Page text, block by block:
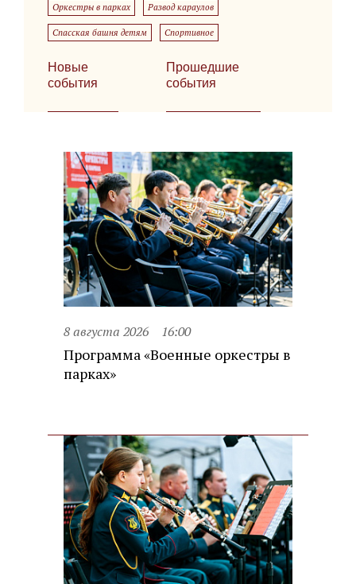
Оркестры в парках Развод караулов
Спасская башня детям Спортивное
Новые
события
Прошедшие
события
8 августа 2026 16:00
Программа «Военные оркестры в
парках»